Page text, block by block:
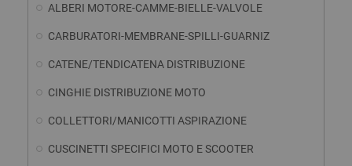
ALBERI MOTORE-CAMME-BIELLE-VALVOLE
CARBURATORI-MEMBRANE-SPILLI-GUARNIZ
CATENE/TENDICATENA DISTRIBUZIONE
CINGHIE DISTRIBUZIONE MOTO
COLLETTORI/MANICOTTI ASPIRAZIONE
CUSCINETTI SPECIFICI MOTO E SCOOTER